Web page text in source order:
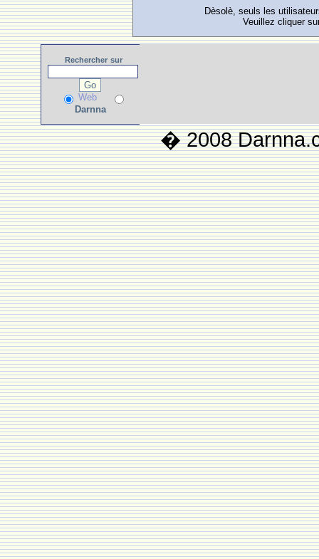
Dèsolè, seuls les
Veuillez cliquer
Rechercher sur
Web
Darnna
� 2008